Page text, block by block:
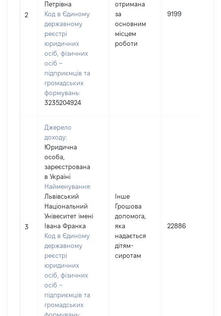
2
Петрівна
Код в Єдиному
державному
реєстрі
юридичних
осіб, фізичних
осіб –
підприємців та
громадських
формувань:
3235204924
отримана
за
основним
місцем
роботи
9199
3
Джерело
доходу:
Юридична
особа,
зареєстрована
в Україні
Найменування:
Львівський
Національний
Унівеситет імені
Івана Франка
Код в Єдиному
державному
реєстрі
юридичних
осіб, фізичних
осіб –
підприємців та
громадських
формувань:
Інше
Грошова
допомога,
яка
надається
дітям-
сиротам
22886